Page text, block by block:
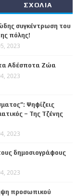
ΣΧΟΛΙΑ
συγκέντρωση του
πόλης!
2023
Αδέσποτα Ζώα
2023
Ψηφίζεις
– Της Τζένης
2023
δημοσιογράφους
2023
προσωπικού